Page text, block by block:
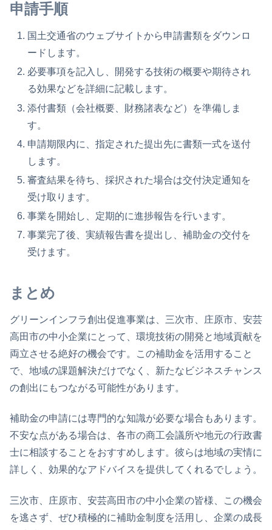
申請手順
国土交通省のウェブサイトから申請書類をダウンロ
ードします。
必要事項を記入し、開発する技術の概要や期待され
る効果などを詳細に記載します。
添付書類（会社概要、財務諸表など）を準備しま
す。
申請期限内に、指定された提出先に書類一式を送付
します。
審査結果を待ち、採択された場合は交付決定通知を
受け取ります。
事業を開始し、定期的に進捗報告を行います。
事業完了後、実績報告書を提出し、補助金の交付を
受けます。
まとめ
グリーンインフラ創出促進事業は、三次市、庄原市、安芸
高田市の中小企業にとって、環境技術の開発と地域貢献を
両立させる絶好の機会です。この補助金を活用すること
で、地域の課題解決だけでなく、新たなビジネスチャンス
の創出にもつながる可能性があります。
補助金の申請には専門的な知識が必要な場合もあります。
不安な点がある場合は、各市の商工会議所や地元の行政書
士に相談することをおすすめします。彼らは地域の実情に
詳しく、効果的なアドバイスを提供してくれるでしょう。
三次市、庄原市、安芸高田市の中小企業の皆様、この機会
を逃さず、ぜひ積極的に補助金制度を活用し、企業の成長